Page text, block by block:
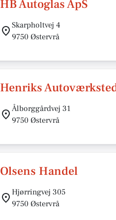
HB Autoglas ApS
Skarpholtvej 4
9750 Østervrå
Henriks
Ålborggårdvej 31
9750 Østervrå
Olsens Handel
Hjørringvej 305
9750 Østervrå